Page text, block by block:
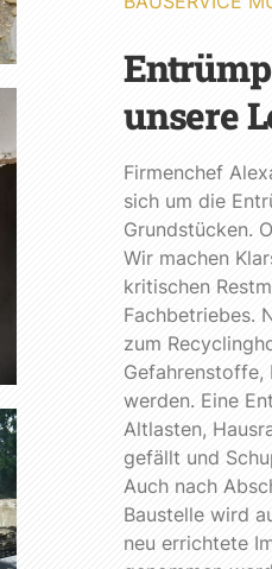
unsere
Firmenchef
sich um die
Grundstücken.
Wir machen
kritischen
Fachbetriebes.
zum
Gefahrenstoffe,
werden. Eine
Altlasten,
gefällt und
Auch nach
Baustelle wird
neu errichtete